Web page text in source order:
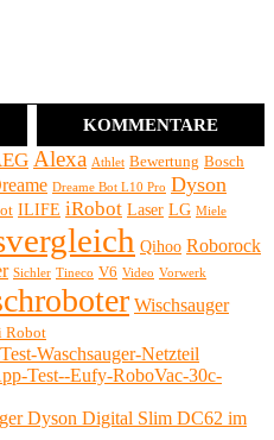
KOMMENTARE
Alexa Athlet Bewertung Bosch
Dreame Bot L10 Pro Dyson
ILIFE iRobot Laser LG Miele
Qihoo Roborock
Sichler Tineco V6 Video Vorwerk
Wischsauger
Robot
Waschsauger-Netzteil
Test--Eufy-RoboVac-30c-
Dyson Digital Slim DC62 im